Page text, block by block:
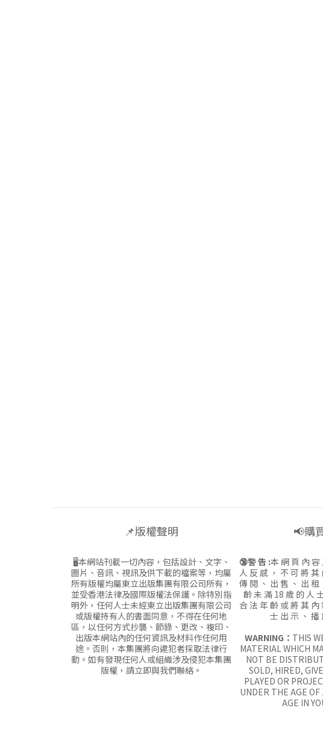
📌版權聲明
🖥本網站刊載一切內容，包括設計、文字、
圖片、音訊、視訊及供下載的檔案等，均屬
所有版權均屬東立出版集團有限公司所有，
並受香港法律及國際版權法保護。除特別指
明外，任何人士未經東立出版集團有限公司
或版權持有人的書面同意，不得在任何地
區，以任何方式抄襲、節錄、更改、複印、
出版本網站內的任何資訊及材料作任何用
途。否則，本集團將向違犯者採取法律行
動。如有發現任何人或組織涉及侵犯本集團
版權，請立即與我們聯絡。
📢購
🔞警 告 :本 網 頁 內 容
人 反 感 ， 不 可 將 其
傳 閱 、 出 售 、 出
齡 未 滿 18 歲 的 人
合 法 年 齡 或 將 其 內
士 出 示 、 播
WARNING： THIS
MATERIAL WHICH
NOT BE
SOLD, HIRED,
PLAYED OR
UNDER THE AGE OF
AGE IN